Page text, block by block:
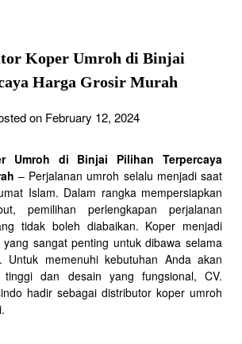
Koper Umroh di Binjai
Harga Grosir Murah
on February 12, 2024
Umroh di Binjai Pilihan Terpercaya
– Perjalanan umroh selalu menjadi saat
Islam. Dalam rangka mempersiapkan
pemilihan perlengkapan perjalanan
tidak boleh diabaikan. Koper menjadi
sangat penting untuk dibawa selama
Untuk memenuhi kebutuhan Anda akan
tinggi dan desain yang fungsional, CV.
hadir sebagai distributor koper umroh